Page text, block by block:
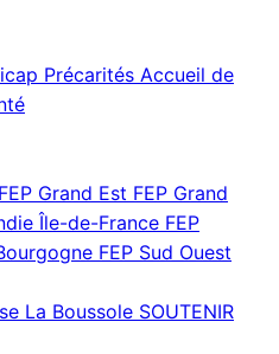
Précarités Accueil de
FEP Grand Est FEP Grand
Île-de-France FEP
FEP Sud Ouest
La Boussole SOUTENIR